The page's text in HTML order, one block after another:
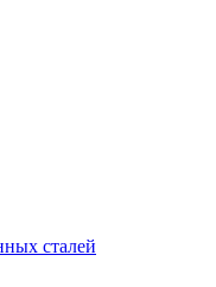
сталей